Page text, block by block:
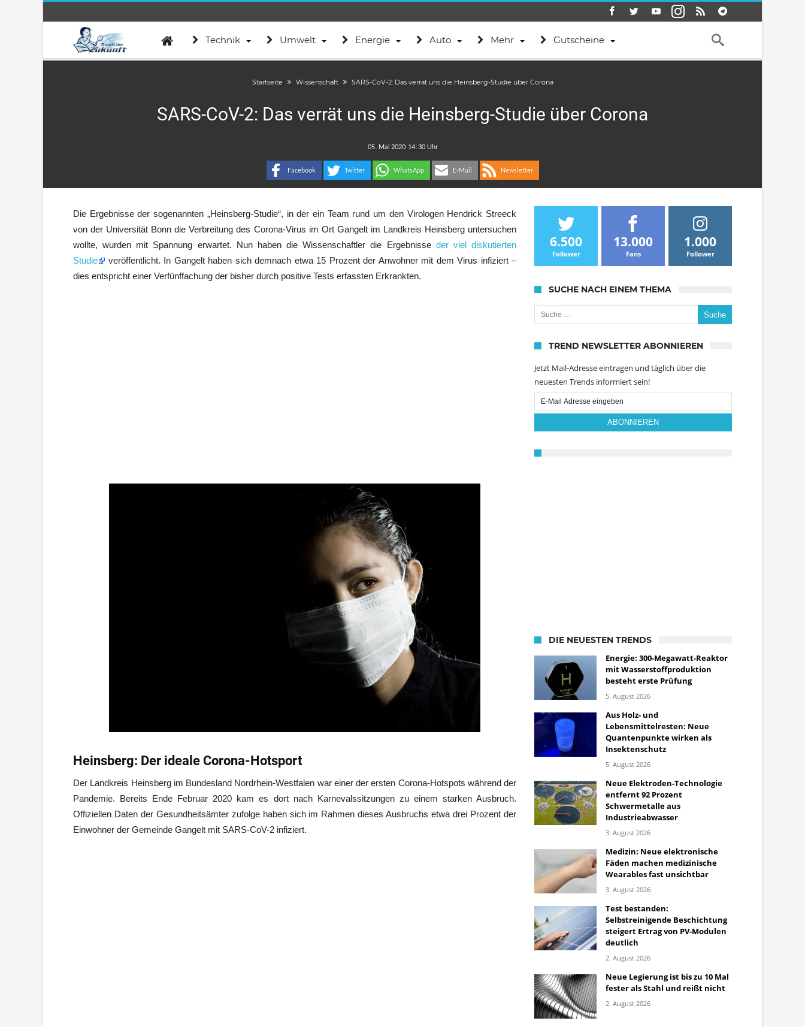
Technik Umwelt Energie Auto Mehr Gutscheine
Startseite Wissenschaft SARS-CoV-2: Das verrät uns die Heinsberg-Studie über Corona
SARS-CoV-2: Das verrät uns die Heinsberg-Studie über Corona
:
Facebook Twitter WhatsApp E-Mail Newsletter
Die Ergebnisse der sogenannten „Heinsberg-Studie“, in der ein Team rund um den Virologen Hendrick Streeck
von der Universität Bonn die Verbreitung des Corona-Virus im Ort Gangelt im Landkreis Heinsberg untersuchen
wollte, wurden mit Spannung erwartet. Nun haben die Wissenschaftler die Ergebnisse der viel diskutierten
Studie
veröffentlicht. In Gangelt haben sich demnach etwa 15 Prozent der Anwohner mit dem Virus infiziert –
dies entspricht einer Verfünffachung der bisher durch positive Tests erfassten Erkrankten.
Heinsberg: Der ideale Corona-Hotsport
Der Landkreis Heinsberg im Bundesland Nordrhein-Westfalen war einer der ersten Corona-Hotspots während der
Pandemie. Bereits Ende Februar 2020 kam es dort nach Karnevalssitzungen zu einem starken Ausbruch.
Offiziellen Daten der Gesundheitsämter zufolge haben sich im Rahmen dieses Ausbruchs etwa drei Prozent der
Einwohner der Gemeinde Gangelt mit SARS-CoV-2 infiziert.
6.500
Follower
13.000
Fans
1.000
Follower
SUCHE NACH EINEM THEMA
Suche nach:
TREND NEWSLETTER ABONNIEREN
Jetzt Mail-Adresse eintragen und täglich über die
neuesten Trends informiert sein!
Email
Subscription
ABONNIEREN
DIE NEUESTEN TRENDS
Energie: 300-Megawatt-Reaktor
mit Wasserstoffproduktion
besteht erste Prüfung
5. August 2026
Aus Holz- und
Lebensmittelresten: Neue
Quantenpunkte wirken als
Insektenschutz
5. August 2026
Neue Elektroden-Technologie
entfernt 92 Prozent
Schwermetalle aus
Industrieabwasser
3. August 2026
Medizin: Neue elektronische
Fäden machen medizinische
Wearables fast unsichtbar
3. August 2026
Test bestanden:
Selbstreinigende Beschichtung
steigert Ertrag von PV-Modulen
deutlich
2. August 2026
Neue Legierung ist bis zu 10 Mal
fester als Stahl und reißt nicht
2. August 2026